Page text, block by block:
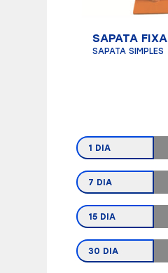
SAPATA FIXA
SAPATA SIMPLES
1 DIA
7 DIA
15 DIA
30 DIA